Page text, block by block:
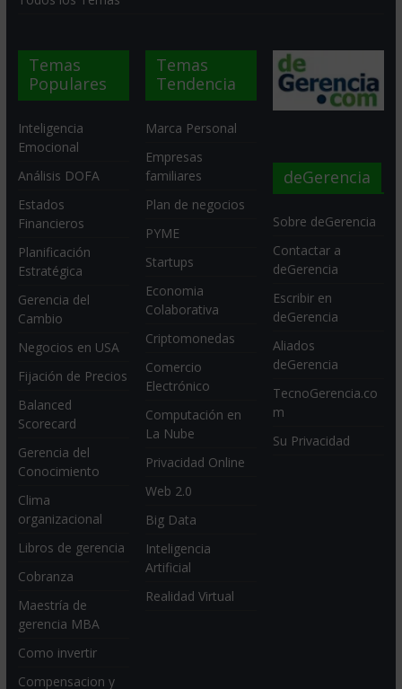
Temas
Populares
Inteligencia
Emocional
Análisis DOFA
Estados
Financieros
Planificación
Estratégica
Gerencia del
Cambio
Negocios en USA
Fijación de Precios
Balanced
Scorecard
Gerencia del
Conocimiento
Clima
organizacional
Libros de gerencia
Cobranza
Maestría de
gerencia MBA
Como invertir
Compensacion y
Temas
Tendencia
Marca Personal
Empresas
familiares
Plan de negocios
PYME
Startups
Economia
Colaborativa
Criptomonedas
Comercio
Electrónico
Computación en
La Nube
Privacidad Online
Web 2.0
Big Data
Inteligencia
Artificial
Realidad Virtual
deGerencia
Sobre deGerencia
Contactar a
deGerencia
Escribir en
deGerencia
Aliados
deGerencia
TecnoGerencia.co
m
Su Privacidad